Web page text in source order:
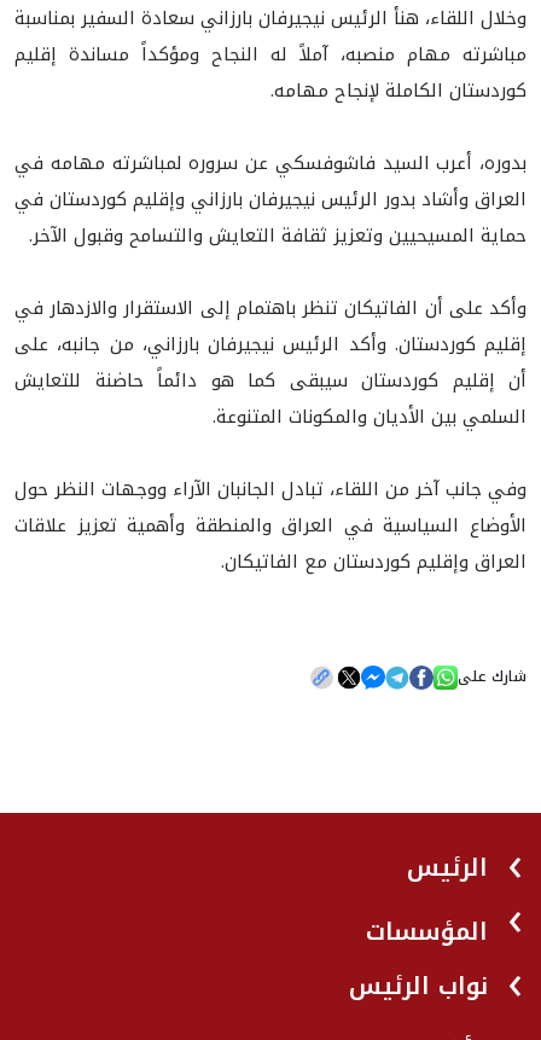
وخلال اللقاء، هنأ الرئيس نيجيرفان بارزاني سعادة السفير بمناسبة
مباشرته مهام منصبه، آملاً له النجاح ومؤكداً مساندة إقليم
كوردستان الكاملة لإنجاح مهامه.
بدوره، أعرب السيد فاشوفسكي عن سروره لمباشرته مهامه في
العراق وأشاد بدور الرئيس نيجيرفان بارزاني وإقليم كوردستان في
حماية المسيحيين وتعزيز ثقافة التعايش والتسامح وقبول الآخر.
وأكد على أن الفاتيكان تنظر باهتمام إلى الاستقرار والازدهار في
إقليم كوردستان. وأكد الرئيس نيجيرفان بارزاني، من جانبه، على
أن إقليم كوردستان سيبقى كما هو دائماً حاضنة للتعايش
السلمي بين الأديان والمكونات المتنوعة.
وفي جانب آخر من اللقاء، تبادل الجانبان الآراء ووجهات النظر حول
الأوضاع السياسية في العراق والمنطقة وأهمية تعزيز علاقات
العراق وإقليم كوردستان مع الفاتيكان.
شارك على
الرئيس
المؤسسات
نواب الرئيس